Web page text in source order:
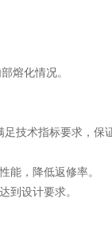
熔化情况。
技术指标要求，保
能，降低返修率。
到设计要求。